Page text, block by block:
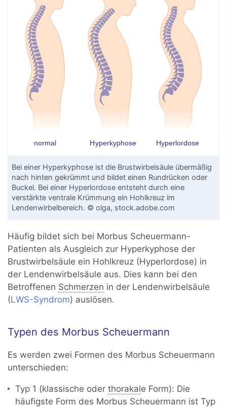
Bei einer Hyperkyphose ist die Brustwirbelsäule übermäßig
nach hinten gekrümmt und bildet einen Rundrücken oder
Buckel. Bei einer Hyperlordose entsteht durch eine
verstärkte ventrale Krümmung ein Hohlkreuz im
Lendenwirbelbereich. © olga, stock.adobe.com
Häufig bildet sich bei Morbus Scheuermann-
Patienten als Ausgleich zur Hyperkyphose der
Brustwirbelsäule ein Hohlkreuz (Hyperlordose) in
der Lendenwirbelsäule aus. Dies kann bei den
Betroffenen Schmerzen in der Lendenwirbelsäule
(LWS-Syndrom) auslösen.
Typen des Morbus Scheuermann
Es werden zwei Formen des Morbus Scheuermann
unterschieden:
Typ 1 (klassische oderthorakale Form): Die
häufigste Form des Morbus Scheuermann ist Typ